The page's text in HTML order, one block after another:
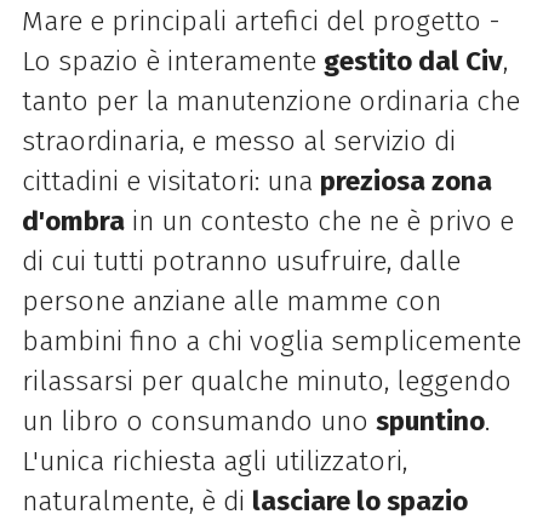
Mare e principali artefici del progetto -
Lo spazio è interamente gestito dal Civ,
tanto per la manutenzione ordinaria che
straordinaria, e messo al servizio di
cittadini e visitatori: una preziosa zona
d'ombrain un contesto che ne è privo e
di cui tutti potranno usufruire, dalle
persone anziane alle mamme con
bambini fino a chi voglia semplicemente
rilassarsi per qualche minuto, leggendo
un libro o consumando uno spuntino.
L'unica richiesta agli utilizzatori,
naturalmente, è di lasciare lo spazio